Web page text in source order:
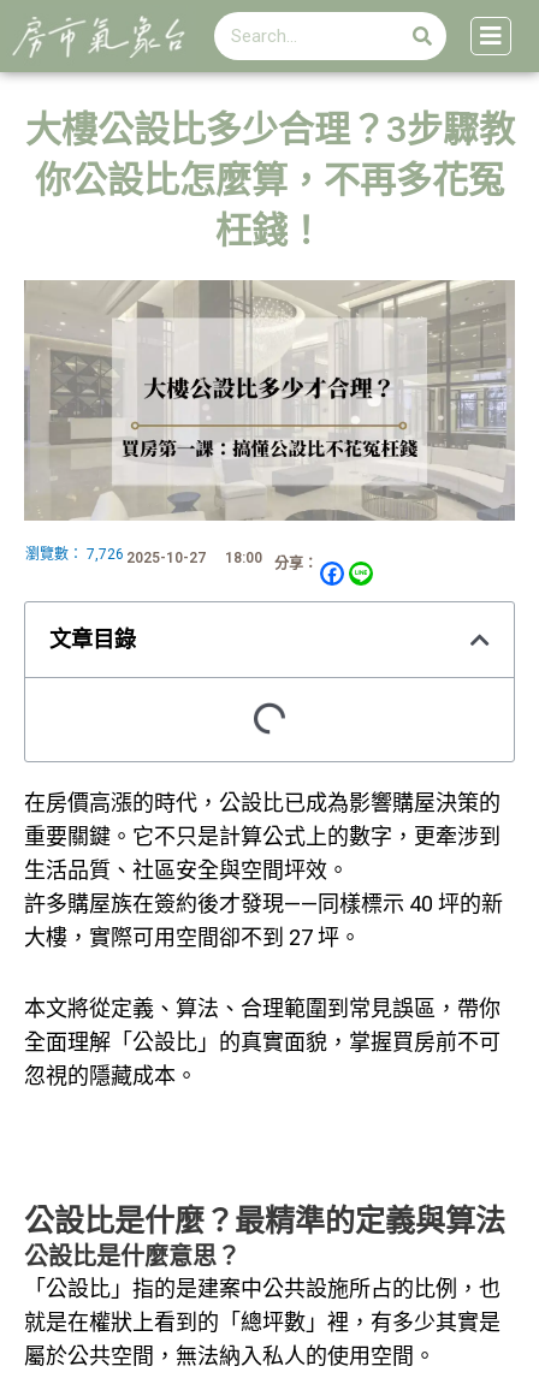
搜
尋
搜
尋
大樓公設比多少合理？3步驟教
你公設比怎麼算，不再多花冤
枉錢！
瀏覽數： 7,726 2025-10-27 18:00 分享：
文章目錄
在房價高漲的時代，公設比已成為影響購屋決策的
重要關鍵。它不只是計算公式上的數字，更牽涉到
生活品質、社區安全與空間坪效。
許多購屋族在簽約後才發現——同樣標示 40 坪的新
大樓，實際可用空間卻不到 27 坪。
本文將從定義、算法、合理範圍到常見誤區，帶你
全面理解「公設比」的真實面貌，掌握買房前不可
忽視的隱藏成本。
公設比是什麼？最精準的定義與算法
公設比是什麼意思？
「公設比」指的是建案中公共設施所占的比例，也
就是在權狀上看到的「總坪數」裡，有多少其實是
屬於公共空間，無法納入私人的使用空間。